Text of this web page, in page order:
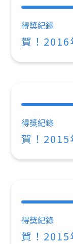
得獎紀錄
賀！
得獎紀錄
賀！
得獎紀錄
賀！